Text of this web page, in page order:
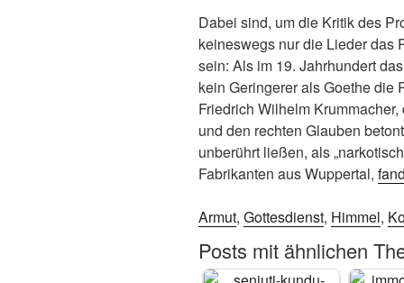
Dabei sind, um die Kritik des
keineswegs nur die Lieder das
sein: Als im 19. Jahrhundert
kein Geringerer als Goethe die
Friedrich Wilhelm
und den rechten Glauben
unberührt ließen, als
Fabrikanten aus Wuppertal,
Armut, Gottesdienst, Himmel,
Posts mit ähnlichen